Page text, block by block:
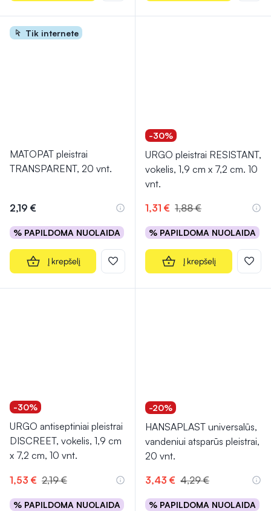
Tik internete
MATOPAT pleistrai
TRANSPARENT, 20 vnt.
2,19 €
% PAPILDOMA NUOLAIDA
Į krepšelį
-30%
URGO pleistrai RESISTANT,
vokelis, 1,9 cm x 7,2 cm. 10
vnt.
1,31 € 1,88 €
% PAPILDOMA NUOLAIDA
Į krepšelį
-30%
URGO antiseptiniai pleistrai
DISCREET, vokelis, 1,9 cm
x 7,2 cm, 10 vnt.
1,53 € 2,19 €
% PAPILDOMA NUOLAIDA
-20%
HANSAPLAST universalūs,
vandeniui atsparūs pleistrai,
20 vnt.
3,43 € 4,29 €
% PAPILDOMA NUOLAIDA